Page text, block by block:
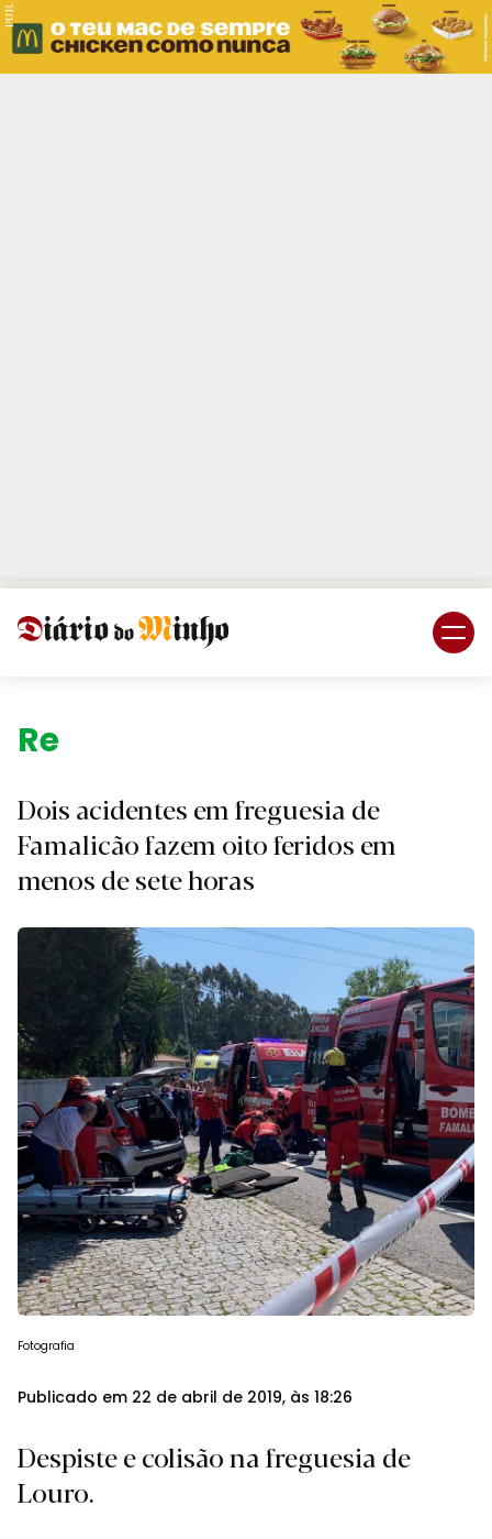
PUB.
Região.
Dois acidentes em freguesia de
Famalicão fazem oito feridos em
menos de sete horas
Fotografia
Publicado em 22 de abril de 2019, às 18:26
Despiste e colisão na freguesia de
Louro.